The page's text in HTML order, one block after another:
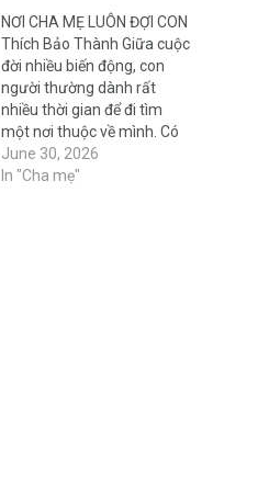
NƠI CHA MẸ LUÔN ĐỢI CON
Thích Bảo Thành Giữa cuộc
đời nhiều biến động, con
người thường dành rất
nhiều thời gian để đi tìm
một nơi thuộc về mình. Có
người đi tìm danh vọng, có
người đi tìm tiền tài, có
June 30, 2026
In "Cha mẹ"